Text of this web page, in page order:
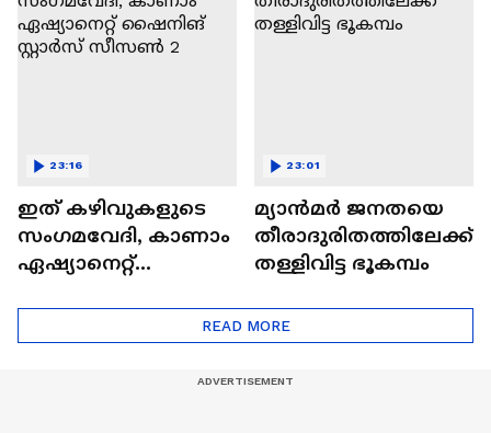
ഇത് കഴിവുകളുടെ
സംഗമവേദി, കാണാം
ഏഷ്യാനെറ്റ്
23:16
മ്യാൻമർ ജനതയെ
തീരാദുരിതത്തിലേക്ക്
തള്ളിവിട്ട ഭൂകമ്പം
23:01
READ MORE